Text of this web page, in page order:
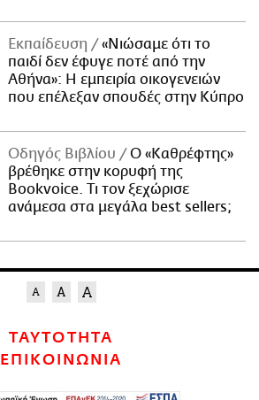
Εκπαίδευση
«Νιώσαμε ότι το
παιδί δεν έφυγε ποτέ από την
Αθήνα»: Η εμπειρία οικογενειών
που επέλεξαν σπουδές στην Κύπρο
Οδηγός Βιβλίου
Ο «Καθρέφτης»
βρέθηκε στην κορυφή της
Bookvoice. Τι τον ξεχώρισε
ανάμεσα στα μεγάλα best sellers;
ΤΑΥΤΟΤΗΤΑ
ΕΠΙΚΟΙΝΩΝΙΑ